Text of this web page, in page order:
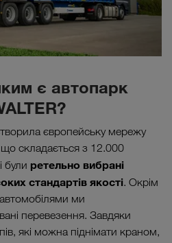
є автопарк
європейську мережу
складається з 12.000
були ретельно вибрані
стандартів якості. Окрім
ми
перевезення. Завдяки
які можна піднімати краном,